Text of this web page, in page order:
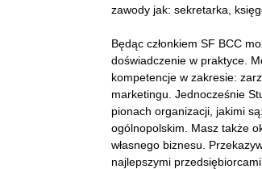
zawody jak: sekretarka,
Będąc członkiem SF BCC
doświadczenie w praktyce.
kompetencje w zakresie:
marketingu. Jednocześnie
pionach organizacji, jakimi
ogólnopolskim. Masz także
własnego biznesu.
najlepszymi przedsiębiorcami